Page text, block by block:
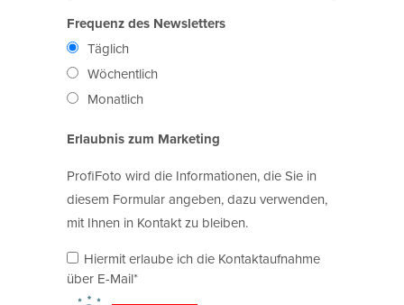
Frequenz des Newsletters
Täglich
Wöchentlich
Monatlich
Erlaubnis zum Marketing
ProfiFoto wird die Informationen, die Sie in
diesem Formular angeben, dazu verwenden,
mit Ihnen in Kontakt zu bleiben.
Hiermit erlaube ich die Kontaktaufnahme
über E-Mail*